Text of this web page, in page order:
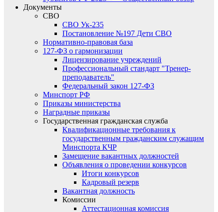
Документы
СВО
СВО Ук-235
Постановление №197 Дети СВО
Нормативно-правовая база
127-ФЗ о гармонизации
Лицензирование учреждений
Профессиональный стандарт "Тренер-
преподаватель"
Федеральный закон 127-ФЗ
Минспорт РФ
Приказы министерства
Наградные приказы
Государственная гражданская служба
Квалификационные требования к
государственным гражданским служащим
Минспорта КЧР
Замещение вакантных должностей
Объявления о проведении конкурсов
Итоги конкурсов
Кадровый резерв
Вакантная должность
Комиссии
Аттестационная комиссия